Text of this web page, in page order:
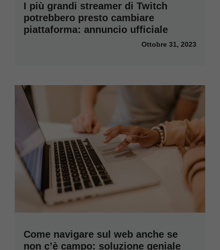
I più grandi streamer di Twitch
potrebbero presto cambiare
piattaforma: annuncio ufficiale
Ottobre 31, 2023
Come navigare sul web anche se
non c’è campo: soluzione geniale